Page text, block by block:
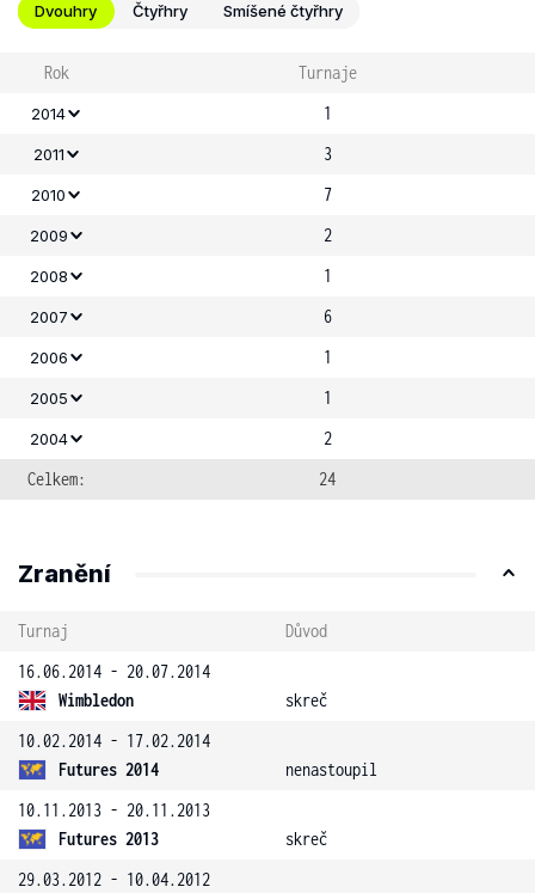
Dvouhry Čtyřhry Smíšené čtyřhry
Rok Turnaje
2014 1
2011 3
2010 7
2009 2
2008 1
2007 6
2006 1
2005 1
2004
2
Celkem:
24
Zranění
Turnaj
Důvod
16.06.2014 - 20.07.2014
Wimbledon
skreč
10.02.2014 - 17.02.2014
Futures 2014
nenastoupil
10.11.2013 - 20.11.2013
Futures 2013
skreč
29.03.2012 - 10.04.2012